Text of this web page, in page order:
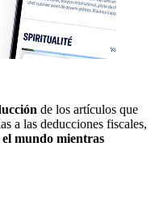
de los artículos que
a las deducciones fiscales,
mundo mientras